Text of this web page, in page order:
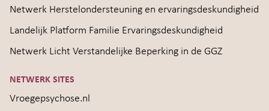
Netwerk Herstelondersteuning en ervaringsdeskundigheid
Landelijk Platform Familie Ervaringsdeskundigheid
Netwerk Licht Verstandelijke Beperking in de GGZ
NETWERK SITES
Vroegepsychose.nl